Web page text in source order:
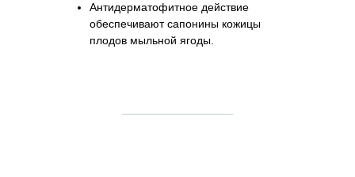
Антидерматофитное действие
обеспечивают сапонины кожицы
плодов мыльной ягоды.